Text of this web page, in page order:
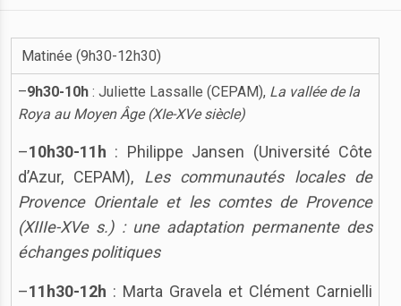
Matinée (9h30-12h30)
–9h30-10h : Juliette Lassalle (CEPAM), La vallée de la
Roya au Moyen Âge (XIe-XVe siècle)
–10h30-11h : Philippe Jansen (Université Côte
d’Azur, CEPAM), Les communautés locales de
Provence Orientale et les comtes de Provence
(XIIIe-XVe s.) : une adaptation permanente des
échanges politiques
–11h30-12h : Marta Gravela et Clément Carnielli